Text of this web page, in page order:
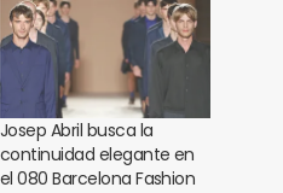
Josep Abril busca la
continuidad elegante en
el 080 Barcelona Fashion